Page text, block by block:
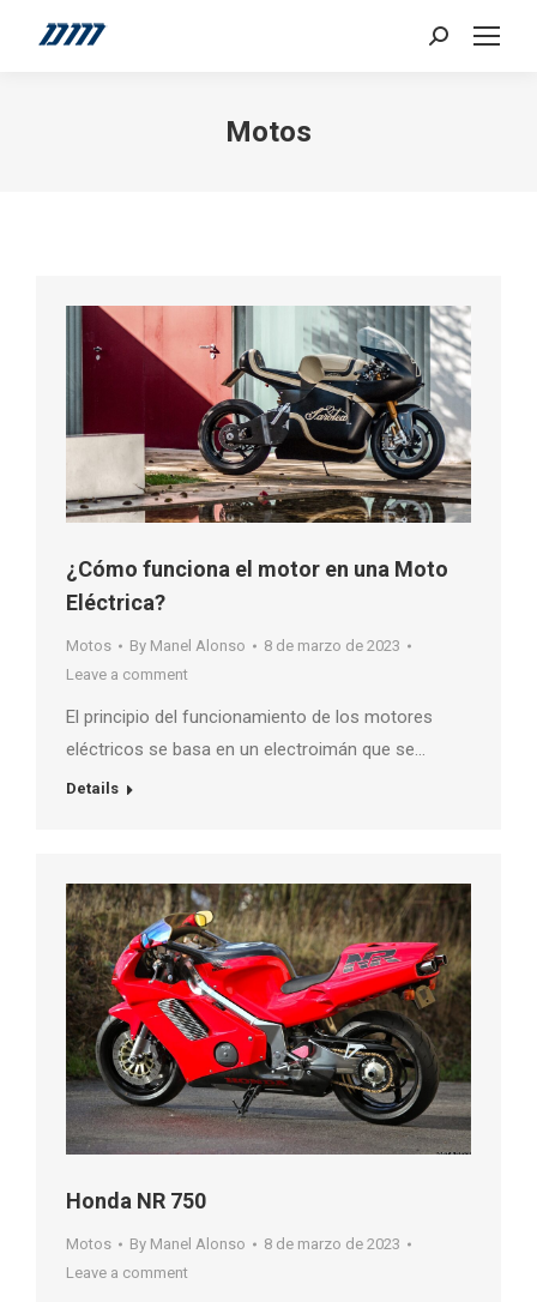
Search:
Motos
¿Cómo funciona el motor en una Moto
Eléctrica?
Motos By Manel Alonso
8 de marzo de 2023
Leave a comment
El principio del funcionamiento de los motores
eléctricos se basa en un electroimán que se…
Details
Honda NR 750
Motos By Manel Alonso
8 de marzo de 2023
Leave a comment